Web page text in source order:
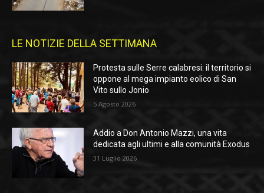
LE NOTIZIE DELLA SETTIMANA
Protesta sulle Serre calabresi: il territorio si
oppone al mega impianto eolico di San
Vito sullo Jonio
5 Agosto 2026
Addio a Don Antonio Mazzi, una vita
dedicata agli ultimi e alla comunità Exodus
31 Luglio 2026